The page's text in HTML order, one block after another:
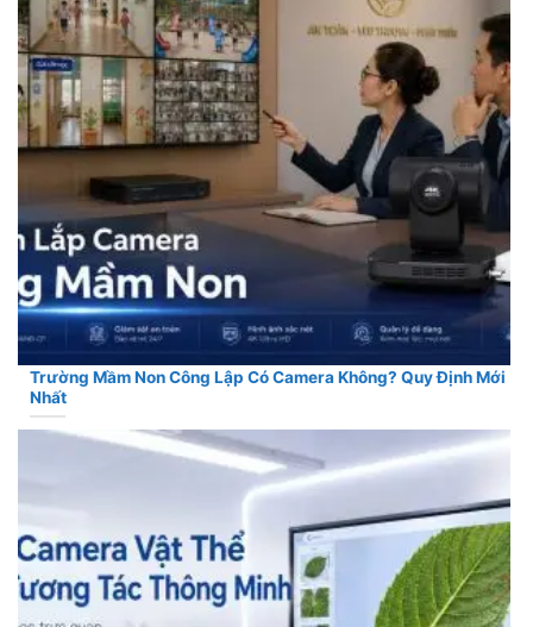
Trường Mầm Non Công Lập Có Camera Không? Quy Định Mới
Nhất